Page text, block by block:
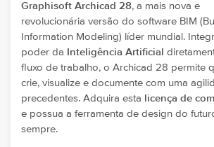
Graphisoft Archicad 28, a mais nova e
revolucionária versão do software BIM
Information Modeling) líder mundial.
poder da
Inteligência Artificial
fluxo de trabalho, o Archicad 28 permite
crie, visualize e documente com uma
precedentes. Adquira esta
licença de
e possua a ferramenta de design do
sempre.